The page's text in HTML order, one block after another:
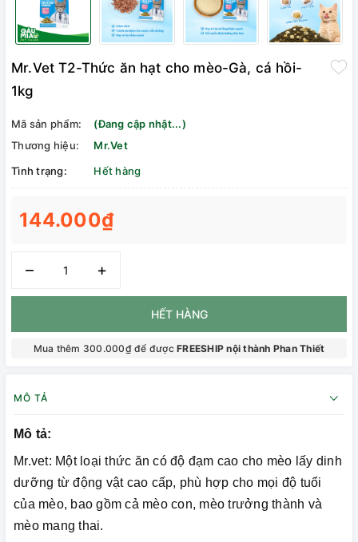
Mr.Vet T2-Thức ăn hạt cho mèo-Gà, cá hồi-
1kg
Mã sản phẩm:
(Đang cập nhật...)
Thương hiệu:
Mr.Vet
Tình trạng:
Hết hàng
144.000₫
– +
HẾT HÀNG
Mua thêm 300.000₫ để đượcFREESHIP nội thành Phan Thiết
MÔ TẢ
Mô tả:
Mr.vet: Một loại thức ăn có độ đạm cao cho mèo lấy dinh
dưỡng từ động vật cao cấp, phù hợp cho mọi độ tuổi
của mèo, bao gồm cả mèo con, mèo trưởng thành và
mèo mang thai.